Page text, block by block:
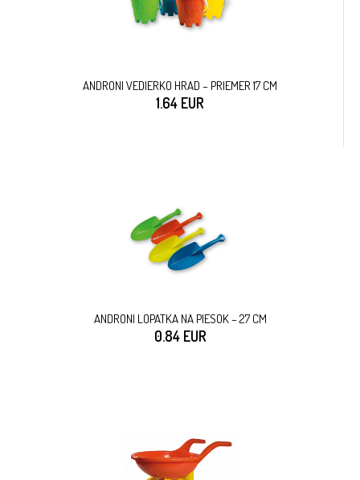
ANDRONI VEDIERKO HRAD – PRIEMER 17 CM
1.64 EUR
ANDRONI LOPATKA NA PIESOK – 27 CM
0.84 EUR